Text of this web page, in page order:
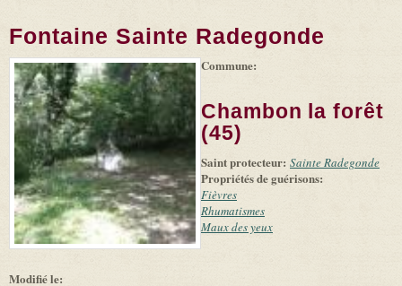
Fontaine Sainte Radegonde
-
Leaflet (link is
|
Tiles
(link is
external)
Microsoft
and
suppliers
Modifié le:
Commune:
Chambon la forêt
(45)
Saint protecteur: Sainte Radegonde
Propriétés de guérisons:
Fièvres
Rhumatismes
Maux des yeux